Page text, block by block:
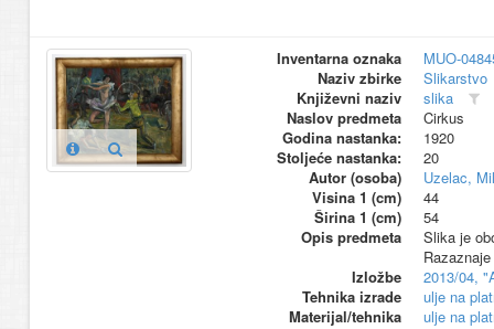
Inventarna oznaka
MUO-
Naziv zbirke
Slikarstvo
Književni naziv
slika
Naslov predmeta
Cirkus
Godina nastanka:
1920
Stoljeće nastanka:
20
Autor (osoba)
Uzelac,
Visina 1 (cm)
44
Širina 1 (cm)
54
Opis predmeta
Slika je
Izložbe
2013/04,
Tehnika izrade
ulje na
Materijal/tehnika
ulje na